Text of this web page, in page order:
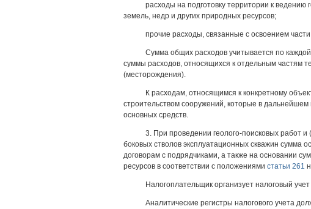
расходы на подготовку территории к ведению
земель, недр и других природных ресурсов;
прочие расходы, связанные с освоением
Сумма общих расходов учитывается по
суммы расходов, относящихся к отдельным частям
(месторождения).
К расходам, относящимся к конкретному
строительством сооружений, которые в
основных средств.
3. При проведении геолого-поисковых работ
боковых стволов эксплуатационных скважин сумма
договорам с подрядчиками, а также на основании
ресурсов в соответствии с положениями статьи 261
Налогоплательщик организует налоговый
Аналитические регистры налогового учета